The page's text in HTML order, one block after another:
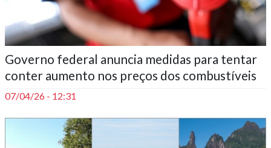
Governo federal anuncia medidas para tentar
conter aumento nos preços dos combustíveis
07/04/26 - 12:31